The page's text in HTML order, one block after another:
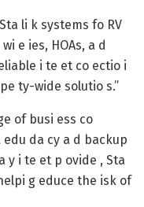
li k systems fo RV
e ies, HOAs, a d
i te et co ectio i
ty-wide solutio s.”
of busi ess co
da cy a d backup
y i te et p ovide , Sta
g educe the isk of